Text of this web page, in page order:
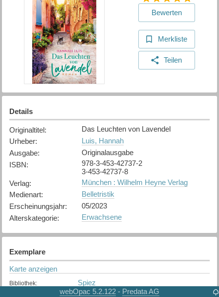
Bewerten
Merkliste
Teilen
Details
Originaltitel:
Das Leuchten von Lavendel
Urheber:
Luis, Hannah
Ausgabe:
Originalausgabe
ISBN:
978-3-453-42737-2
3-453-42737-8
Verlag:
München : Wilhelm Heyne Verlag
Medienart:
Belletristik
Erscheinungsjahr:
05/2023
Alterskategorie: Erwachsene
Exemplare
Karte anzeigen
Bibliothek: Spiez
Nicht verfügbar
webOpac 5.2.122 - Predata AG